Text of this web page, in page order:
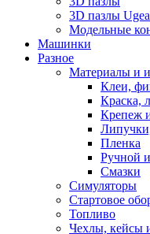
3D пазлы
Модельные
Машинки
Разное
Материалы и
Клеи,
Краска,
Крепеж
Пленка
Ручной
Смазки
Симуляторы
Стартовое
Топливо
Чехлы, кейсы